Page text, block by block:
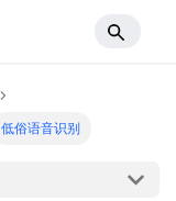
低俗语音识别